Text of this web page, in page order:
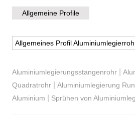
Allgemeine Profile
Allgemeines Profil
Aluminiumlegierungsstangenrohr|
Quadratrohr| Aluminiumlegierung
Aluminium
Sprühen von